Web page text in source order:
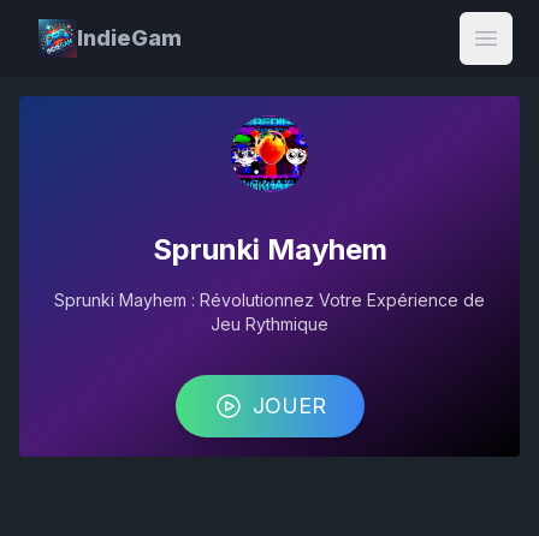
IndieGam
Open
Sprunki Mayhem
Sprunki Mayhem : Révolutionnez Votre Expérience de
Jeu Rythmique
JOUER